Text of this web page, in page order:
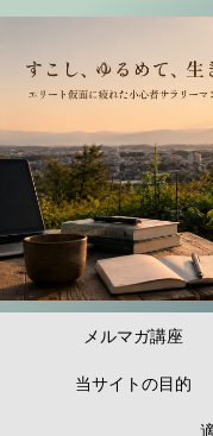
メルマガ講座
当サイトの目的